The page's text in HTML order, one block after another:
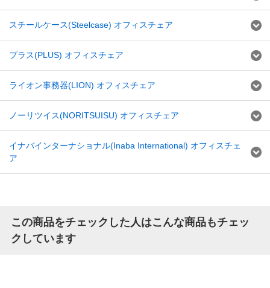
スチールケース(Steelcase) オフィスチェア
プラス(PLUS) オフィスチェア
ライオン事務器(LION) オフィスチェア
ノーリツイス(NORITSUISU) オフィスチェア
イナバインターナショナル(Inaba International) オフィスチェ
ア
この商品をチェックした人はこんな商品もチェッ
クしています